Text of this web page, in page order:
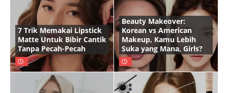
7 Trik Memakai Lipstick
Matte Untuk Bibir Cantik
Tanpa Pecah-Pecah
Beauty Makeover:
Korean vs American
Makeup, Kamu Lebih
Suka yang Mana, Girls?